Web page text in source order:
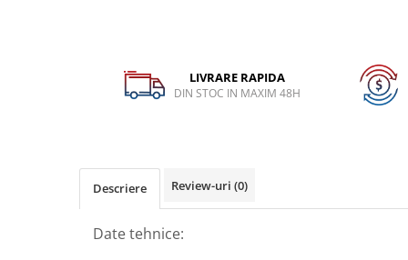
LIVRARE RAPIDA
DIN STOC IN MAXIM 48H
Descriere Review-uri (0)
Date tehnice: